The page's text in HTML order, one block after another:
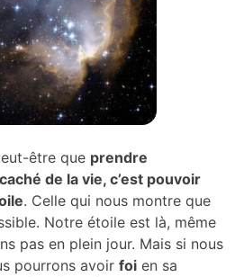
être que prendre
de la vie, c’est pouvoir
. Celle qui nous montre que
Notre étoile est là, même
pas en plein jour. Mais si nous
pourrons avoir foi en sa